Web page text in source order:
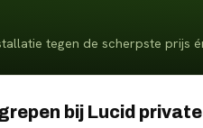
tegen de scherpste prijs
bij Lucid